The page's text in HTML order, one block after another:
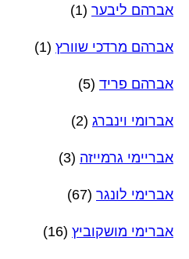
אברהם ליבער (1)
אברהם מרדכי שוורץ (1)
אברהם פריד (5)
אברומי וינברג (2)
אבריימי גרמייזה (3)
אברימי לונגר (67)
אברימי מושקוביץ (16)